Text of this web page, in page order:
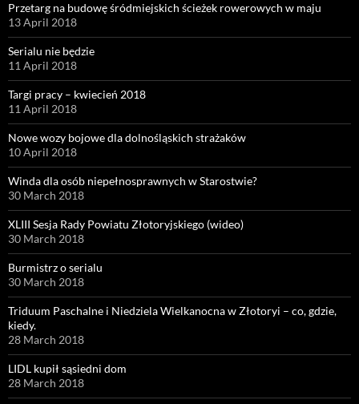
Przetarg na budowę śródmiejskich ścieżek rowerowych w maju
13 April 2018
Serialu nie będzie
11 April 2018
Targi pracy – kwiecień 2018
11 April 2018
Nowe wozy bojowe dla dolnośląskich strażaków
10 April 2018
Winda dla osób niepełnosprawnych w Starostwie?
30 March 2018
XLIII Sesja Rady Powiatu Złotoryjskiego (wideo)
30 March 2018
Burmistrz o serialu
30 March 2018
Triduum Paschalne i Niedziela Wielkanocna w Złotoryi – co, gdzie,
kiedy.
28 March 2018
LIDL kupił sąsiedni dom
28 March 2018